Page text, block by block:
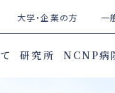
大学・企業の方 一
研究所 NCNP病